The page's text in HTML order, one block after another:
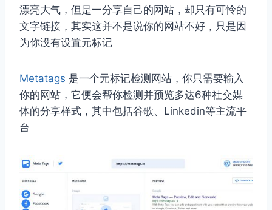
漂亮大气，但是一分享自己的网站，却只有可怜的
文字链接，其实这并不是说你的网站不好，只是因
为你没有设置元标记
Metatags 是一个元标记检测网站，你只需要输入
你的网站，它便会帮你检测并预览多达6种社交媒
体的分享样式，其中包括谷歌、Linkedin等主流平
台